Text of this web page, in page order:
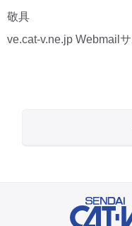
敬具
ve.cat-v.ne.jp Webmail